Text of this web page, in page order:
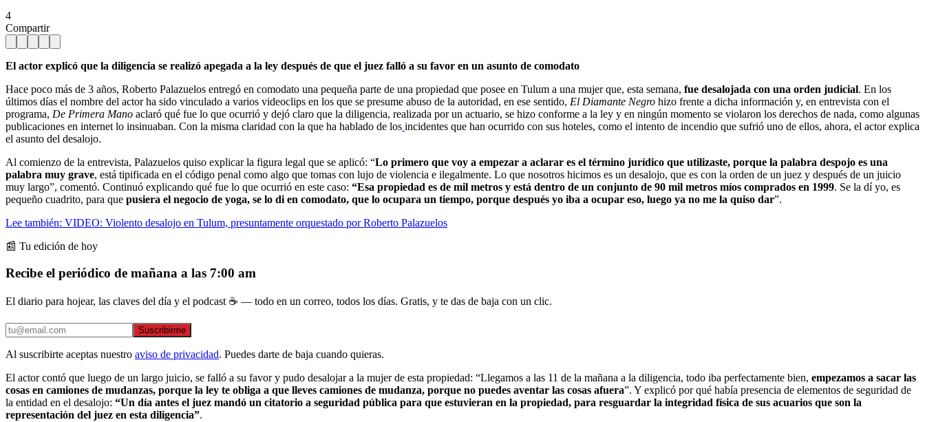
4
Compartir
El actor explicó que la diligencia se realizó apegada a la ley después de que el juez falló a su favor en un asunto de comodato
Hace poco más de 3 años, Roberto Palazuelos entregó en comodato una pequeña parte de una propiedad que posee en Tulum a una mujer que, esta semana, fue desalojada con una orden judicial. En los
últimos días el nombre del actor ha sido vinculado a varios videoclips en los que se presume abuso de la autoridad, en ese sentido, El Diamante Negro hizo frente a dicha información y, en entrevista con el
programa, De Primera Mano aclaró qué fue lo que ocurrió y dejó claro que la diligencia, realizada por un actuario, se hizo conforme a la ley y en ningún momento se violaron los derechos de nada, como algunas
publicaciones en internet lo insinuaban. Con la misma claridad con la que ha hablado de los incidentes que han ocurrido con sus hoteles, como el intento de incendio que sufrió uno de ellos, ahora, el actor explica
el asunto del desalojo.
Al comienzo de la entrevista, Palazuelos quiso explicar la figura legal que se aplicó: “Lo primero que voy a empezar a aclarar es el término jurídico que utilizaste, porque la palabra despojo es una
palabra muy grave, está tipificada en el código penal como algo que tomas con lujo de violencia e ilegalmente. Lo que nosotros hicimos es un desalojo, que es con la orden de un juez y después de un juicio
muy largo”, comentó. Continuó explicando qué fue lo que ocurrió en este caso: “Esa propiedad es de mil metros y está dentro de un conjunto de 90 mil metros míos comprados en 1999. Se la dí yo, es
pequeño cuadrito, para que pusiera el negocio de yoga, se lo di en comodato, que lo ocupara un tiempo, porque después yo iba a ocupar eso, luego ya no me la quiso dar”.
Lee también: VIDEO: Violento desalojo en Tulum, presuntamente orquestado por Roberto Palazuelos
📰 Tu edición de hoy
Recibe el periódico de mañana a las 7:00 am
El diario para hojear, las claves del día y el podcast ☕ — todo en un correo, todos los días. Gratis, y te das de baja con un clic.
Suscribirme
Al suscribirte aceptas nuestro aviso de privacidad. Puedes darte de baja cuando quieras.
El actor contó que luego de un largo juicio, se falló a su favor y pudo desalojar a la mujer de esta propiedad: “Llegamos a las 11 de la mañana a la diligencia, todo iba perfectamente bien, empezamos a sacar las
cosas en camiones de mudanzas, porque la ley te obliga a que lleves camiones de mudanza, porque no puedes aventar las cosas afuera”. Y explicó por qué había presencia de elementos de seguridad de
la entidad en el desalojo: “Un día antes el juez mandó un citatorio a seguridad pública para que estuvieran en la propiedad, para resguardar la integridad física de sus acuarios que son la
representación del juez en esta diligencia”.